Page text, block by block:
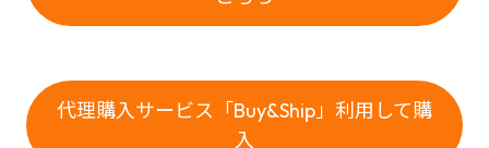
代理購入サービス「Buy&Ship」利用して購
入